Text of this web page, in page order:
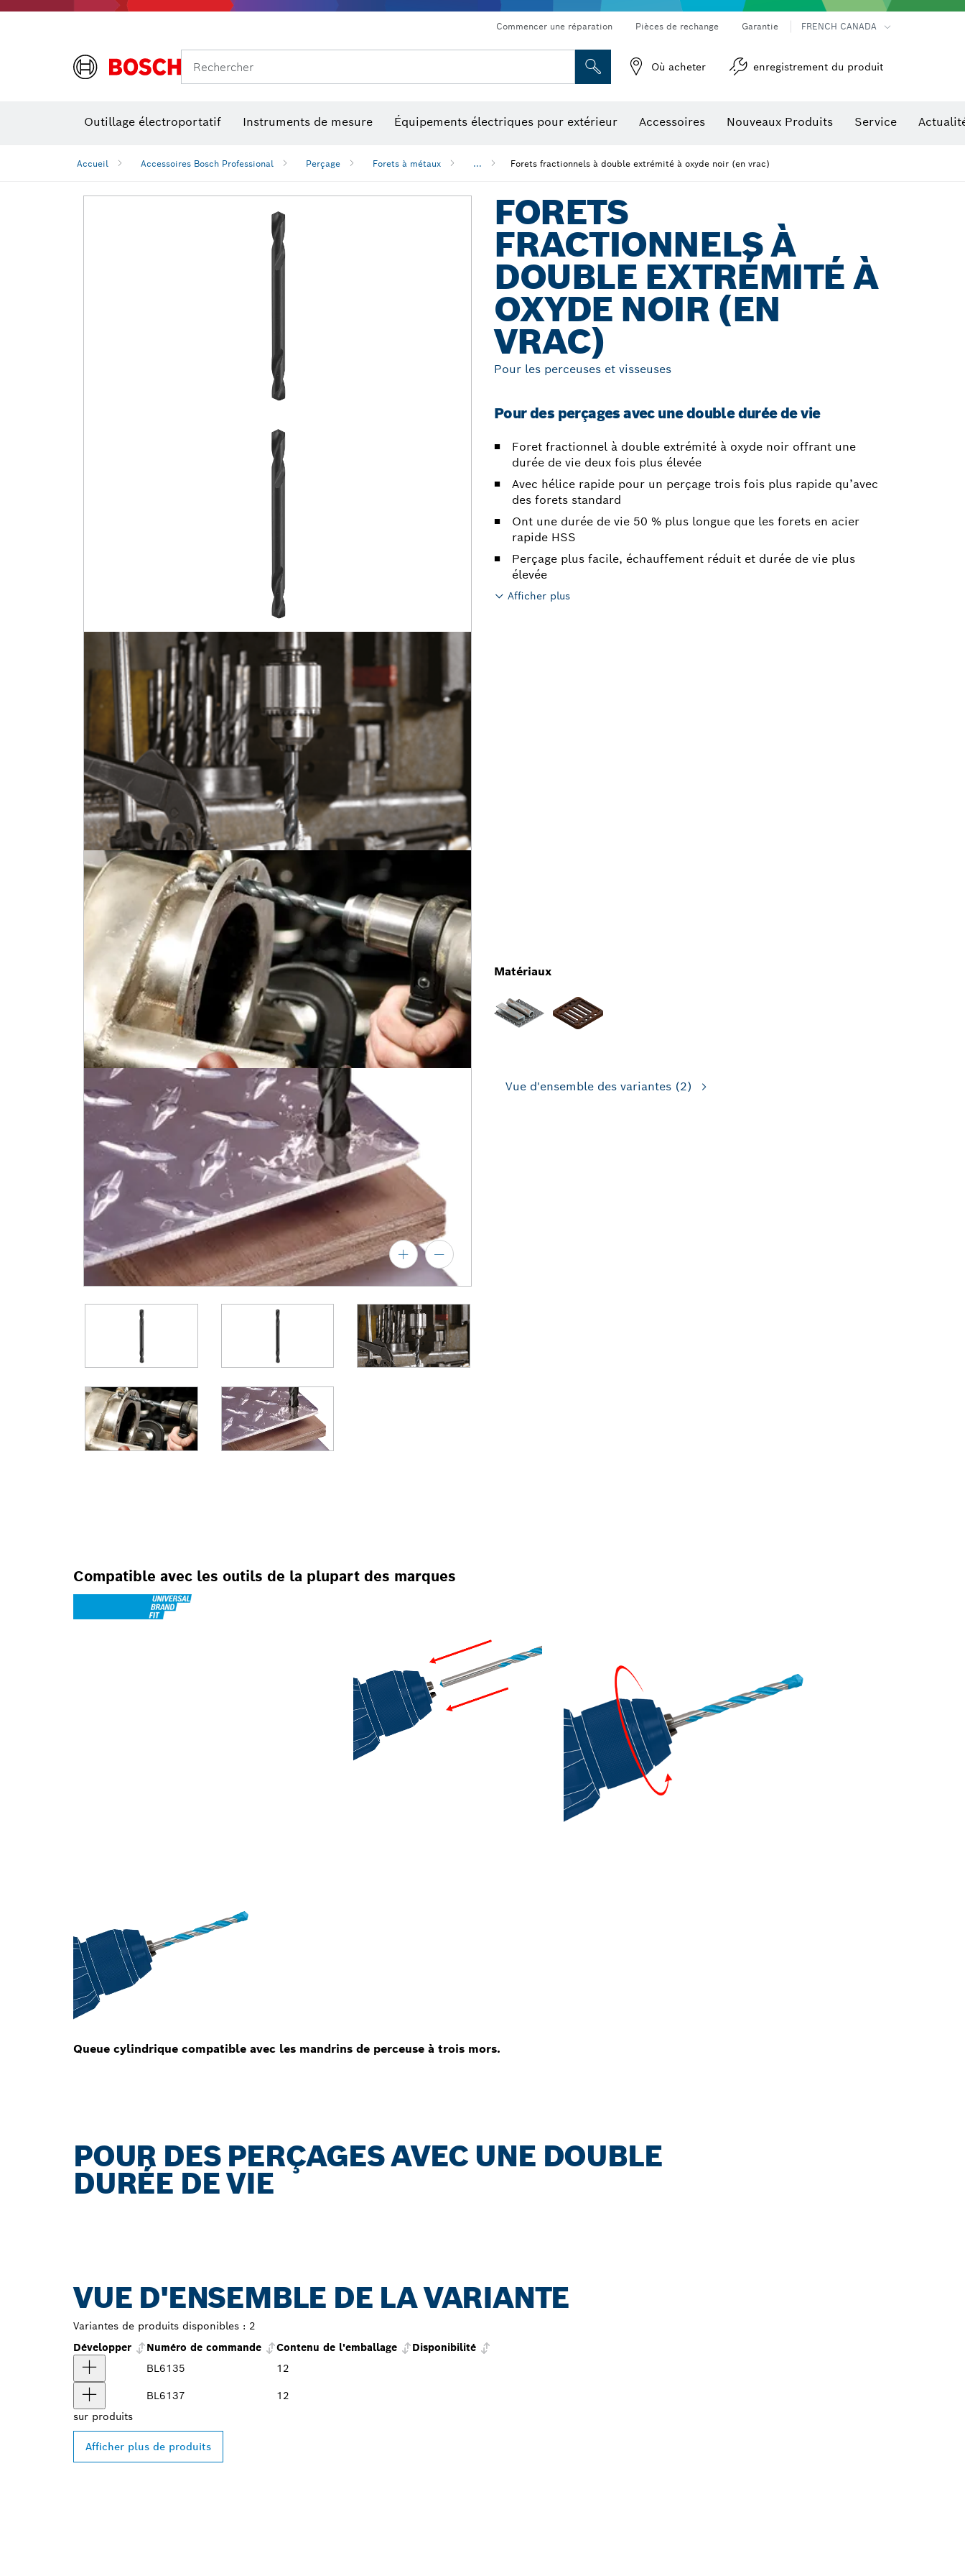
Commencer une réparation Pièces de rechange Garantie FRENCH CANADA
Rechercher Où acheter enregistrement du produit
Outillage électroportatif Instruments de mesure Équipements électriques pour extérieur Accessoires Nouveaux Produits Service
Accueil Accessoires Bosch Professional Perçage Forets à métaux ... Forets fractionnels à double extrémité à oxyde noir (en vrac)
FORETS
FRACTIONNELS À
DOUBLE EXTRÉMITÉ À
OXYDE NOIR (EN
VRAC)
Pour les perceuses et visseuses
Pour des perçages avec une double durée de vie
Foret fractionnel à double extrémité à oxyde noir offrant une
durée de vie deux fois plus élevée
Avec hélice rapide pour un perçage trois fois plus rapide qu’avec
des forets standard
Ont une durée de vie 50 % plus longue que les forets en acier
rapide HSS
Perçage plus facile, échauffement réduit et durée de vie plus
élevée
Afficher plus
Matériaux
Vue d'ensemble des variantes (2)
Compatible avec les outils de la plupart des marques
Queue cylindrique compatible avec les mandrins de perceuse à trois mors.
POUR DES PERÇAGES AVEC UNE DOUBLE
DURÉE DE VIE
VUE D'ENSEMBLE DE LA VARIANTE
Variantes de produits disponibles : 2
Développer
Numéro de commande Contenu de l'emballage
Disponibilité
BL6135
12
BL6137
12
sur produits
Afficher plus de produits